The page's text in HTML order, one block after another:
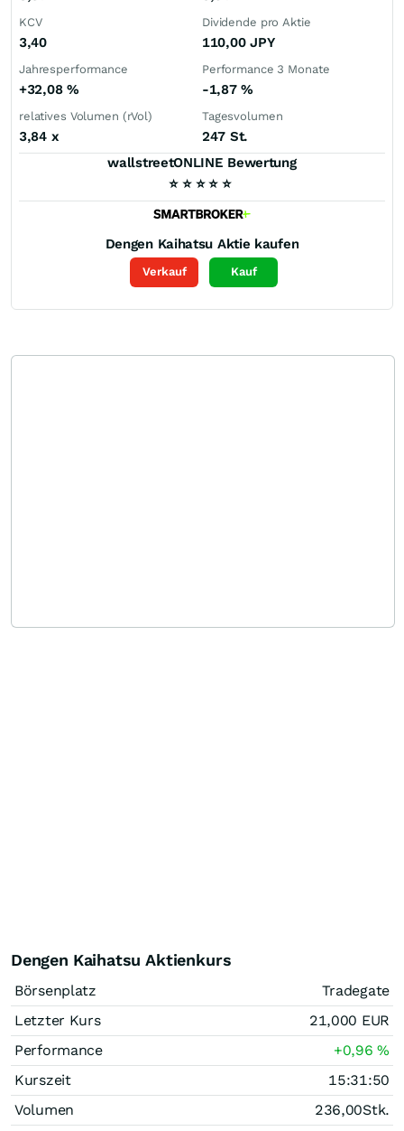
KCV
3,40
Dividende pro Aktie
110,00 JPY
Jahresperformance
+32,08 %
Performance 3 Monate
-1,87%
relatives Volumen (rVol)
3,84 x
Tagesvolumen
247 St.
wallstreetONLINE Bewertung
⭐ ⭐ ⭐ ⭐ ⭐
Dengen Kaihatsu Aktie kaufen
Verkauf Kauf
Dengen Kaihatsu Aktienkurs
Börsenplatz
Tradegate
Letzter Kurs
21,000 EUR
Performance
+0,96%
Kurszeit
15:31:50
Volumen
236,00Stk.